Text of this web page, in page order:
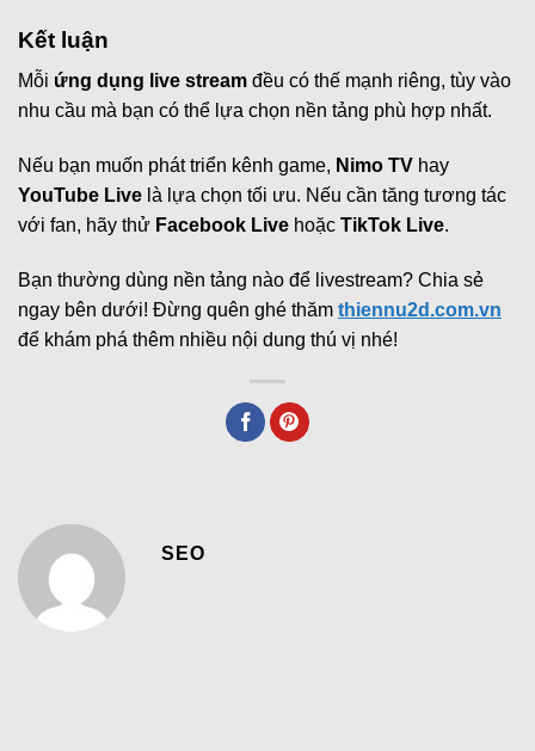
Kết luận
Mỗi ứng dụng live stream đều có thế mạnh riêng, tùy vào
nhu cầu mà bạn có thể lựa chọn nền tảng phù hợp nhất.
Nếu bạn muốn phát triển kênh game, Nimo TV hay
YouTube Live là lựa chọn tối ưu. Nếu cần tăng tương tác
với fan, hãy thử Facebook Live hoặc TikTok Live.
Bạn thường dùng nền tảng nào để livestream? Chia sẻ
ngay bên dưới! Đừng quên ghé thăm thiennu2d.com.vn
để khám phá thêm nhiều nội dung thú vị nhé!
SEO